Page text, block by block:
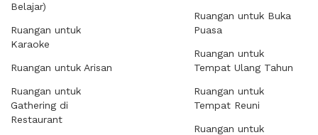
Belajar)
Ruangan untuk
Karaoke
Ruangan untuk Arisan
Ruangan untuk
Gathering di
Restaurant
Ruangan untuk Buka
Puasa
Ruangan untuk
Tempat Ulang Tahun
Ruangan untuk
Tempat Reuni
Ruangan untuk